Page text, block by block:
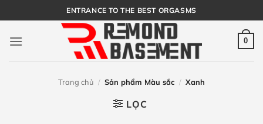
qua
nội
ENTRANCE TO THE BEST ORGASMS
0
Trang chủ / Sản phẩm Màu sắc / Xanh
LỌC